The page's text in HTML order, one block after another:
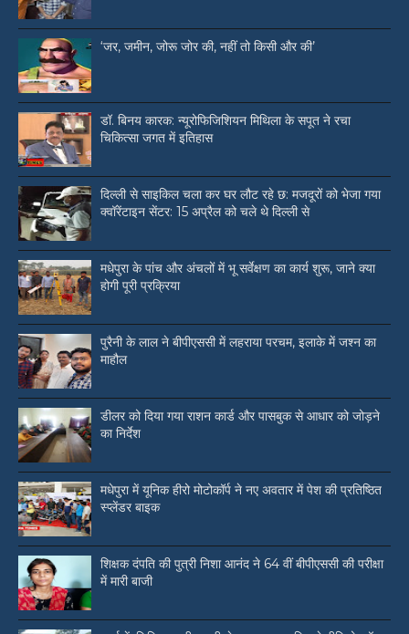
‘जर, जमीन, जोरू जोर की, नहीं तो किसी और की’
डॉ. बिनय कारक: न्यूरोफिजिशियन मिथिला के सपूत ने रचा
चिकित्सा जगत में इतिहास
दिल्ली से साइकिल चला कर घर लौट रहे छ: मजदूरों को भेजा गया
क्वॉरेंटाइन सेंटर: 15 अप्रैल को चले थे दिल्ली से
मधेपुरा के पांच और अंचलों में भू सर्वेक्षण का कार्य शुरू, जाने क्या
होगी पूरी प्रक्रिया
पुरैनी के लाल ने बीपीएससी में लहराया परचम, इलाके में जश्न का
माहौल
डीलर को दिया गया राशन कार्ड और पासबुक से आधार को जोड़ने
का निर्देश
मधेपुरा में यूनिक हीरो मोटोकॉर्प ने नए अवतार में पेश की प्रतिष्ठित
स्प्लेंडर बाइक
शिक्षक दंपति की पुत्री निशा आनंद ने 64 वीं बीपीएससी की परीक्षा
में मारी बाजी